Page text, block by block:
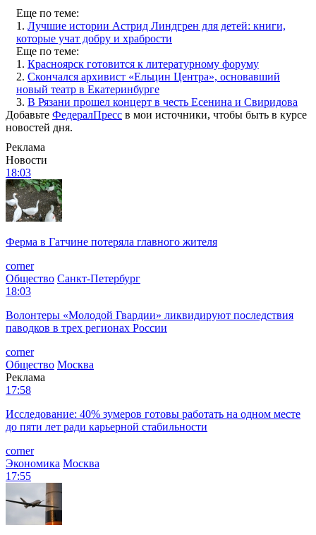
Еще по теме:
1. Лучшие истории Астрид Линдгрен для детей: книги,
которые учат добру и храбрости
Еще по теме:
1. Красноярск готовится к литературному форуму
2. Скончался архивист «Ельцин Центра», основавший
новый театр в Екатеринбурге
3. В Рязани прошел концерт в честь Есенина и Свиридова
Добавьте ФедералПресс в мои источники, чтобы быть в курсе
новостей дня.
Реклама
Новости
18:03
Ферма в Гатчине потеряла главного жителя
corner
Общество Санкт-Петербург
18:03
Волонтеры «Молодой Гвардии» ликвидируют последствия
паводков в трех регионах России
corner
Общество Москва
Реклама
17:58
Исследование: 40% зумеров готовы работать на одном месте
до пяти лет ради карьерной стабильности
corner
Экономика Москва
17:55